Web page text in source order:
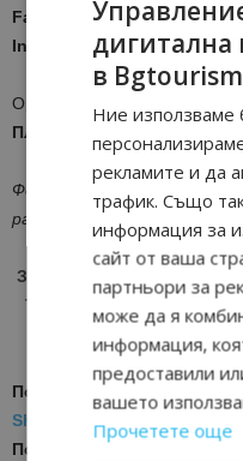
Facebook:facebook.com/
Instagram:
Организатори:
Съвет по
Пловдив
Фестивалът се финансира
развитие на туризма на
ЗА АКТУАЛНИ НОВИНИ
ТУРОПЕРАТОРИ И
ВАЙБЪР КАНАЛА НА
Последвайте ни за още
Showcase
Последвайте
дигитална
в
Ние използваме
рекламите и да
трафик. Също
информация за
сайт от ваша
партньори за
може да я
информация,
предоставили
вашето
Прочетете още